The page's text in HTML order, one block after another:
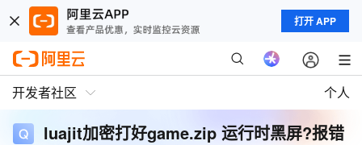
打开 APP
开发者社区 个人
luajit加密打好game.zip 运行时黑屏?报错